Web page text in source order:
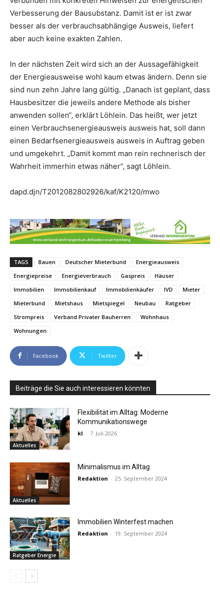
Verbesserung der Bausubstanz. Damit ist er ist zwar
besser als der verbrauchsabhängige Ausweis, liefert
aber auch keine exakten Zahlen.
In der nächsten Zeit wird sich an der Aussagefähigkeit
der Energieausweise wohl kaum etwas ändern. Denn sie
sind nun zehn Jahre lang gültig. „Danach ist geplant, dass
Hausbesitzer die jeweils andere Methode als bisher
anwenden sollen“, erklärt Löhlein. Das heißt, wer jetzt
einen Verbrauchsenergieausweis ausweis hat, soll dann
einen Bedarfsenergieausweis ausweis in Auftrag geben
und umgekehrt. „Damit kommt man rein rechnerisch der
Wahrheit immerhin etwas näher“, sagt Löhlein.
dapd.djn/T2012082802926/kaf/K2120/mwo
TAGS Bauen Deutscher Mieterbund
Energieausweis
Energiepreise
Energieverbrauch Gaspreis
Häuser
Immobilien
Immobilienkauf Immobilienkäufer IVD
Mieter
Mieterbund
Mietshaus Mietspiegel Neubau
Ratgeber
Strompreis
Verband Privater Bauherren
Wohnhaus
Wohnungen
Facebook Twitter
Beiträge die Sie auch interessieren könnten
Aktuelles
Flexibilität im Alltag: Moderne
Kommunikationswege
kl - 7. Juli 2026
Aktuelles
Minimalismus im Alltag
Redaktion - 25. September 2024
Ratgeber Energie
Immobilien Winterfest machen
Redaktion - 19. September 2024